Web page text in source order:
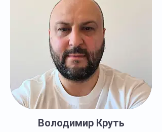
Володимир Круть